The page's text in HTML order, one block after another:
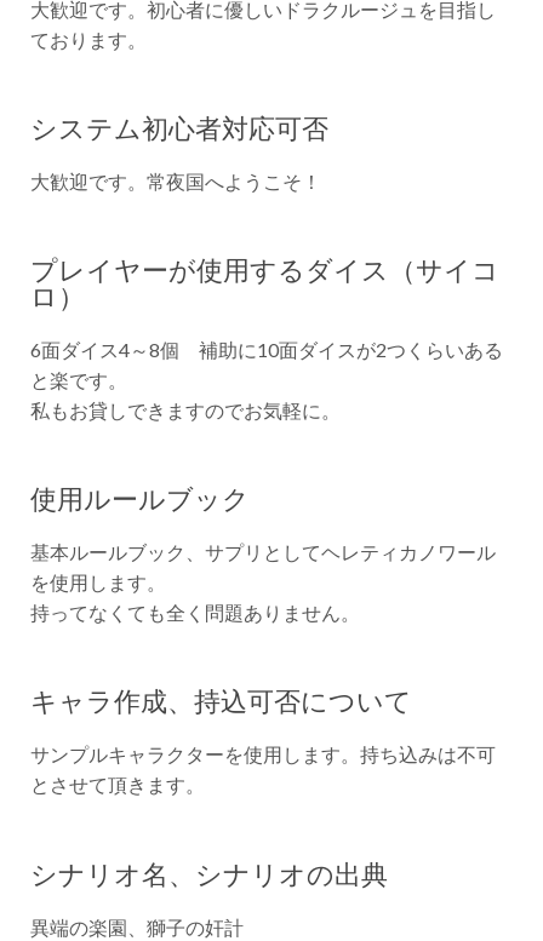
大歓迎です。初心者に優しいドラクルージュを目指し
ております。
システム初心者対応可否
大歓迎です。常夜国へようこそ！
プレイヤーが使用するダイス（サイコ
ロ）
6面ダイス4～8個 補助に10面ダイスが2つくらいある
と楽です。
私もお貸しできますのでお気軽に。
使用ルールブック
基本ルールブック、サプリとしてヘレティカノワール
を使用します。
持ってなくても全く問題ありません。
キャラ作成、持込可否について
サンプルキャラクターを使用します。持ち込みは不可
とさせて頂きます。
シナリオ名、シナリオの出典
異端の楽園、獅子の奸計